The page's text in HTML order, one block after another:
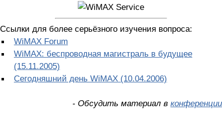
Ссылки для более серьёзного изучения вопроса:
WiMAX Forum
WiMAX: беспроводная магистраль в будущее
(15.11.2005)
Сегодняшний день WiMAX (10.04.2006)
- Обсудить материал в конференции